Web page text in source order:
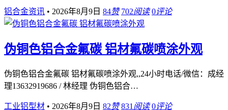
铝合金资讯 • 2026年8月9日 84赞 702阅读 0评论
伪铜色铝合金氟碳 铝材氟碳喷涂外观
伪铜色铝合金氟碳 铝材氟碳喷涂外观,,24小时电话/微信：成经
理13632919686 / 林经理 伪铜色铝合…
工业铝型材 • 2026年8月9日 82赞 831 阅读 0评论